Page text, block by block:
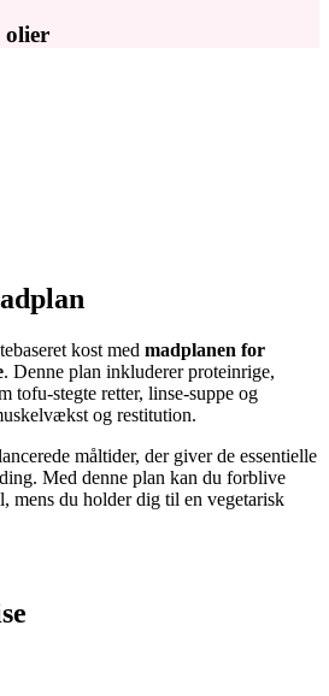
olier
kost med madplanen for
. Denne plan inkluderer proteinrige,
tofu-stegte retter, linse-suppe og
og restitution.
måltider, der giver de essentielle
Med denne plan kan du forblive
mens du holder dig til en vegetarisk